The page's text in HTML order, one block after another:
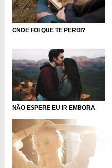
ONDE FOI QUE TE PERDI?
NÃO ESPERE EU IR EMBORA